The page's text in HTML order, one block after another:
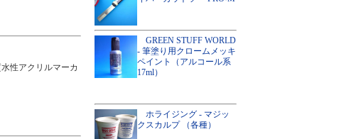
性アクリルマーカ
GREEN STUFF WORLD
- 筆塗り用クロームメッキ
ペイント（アルコール系
17ml）
ホライジング - マジッ
クスカルプ （各種）